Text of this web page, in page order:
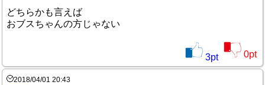
どちらかも言えば
おブスちゃんの方じゃない
3pt 0pt
2018/04/01 20:43